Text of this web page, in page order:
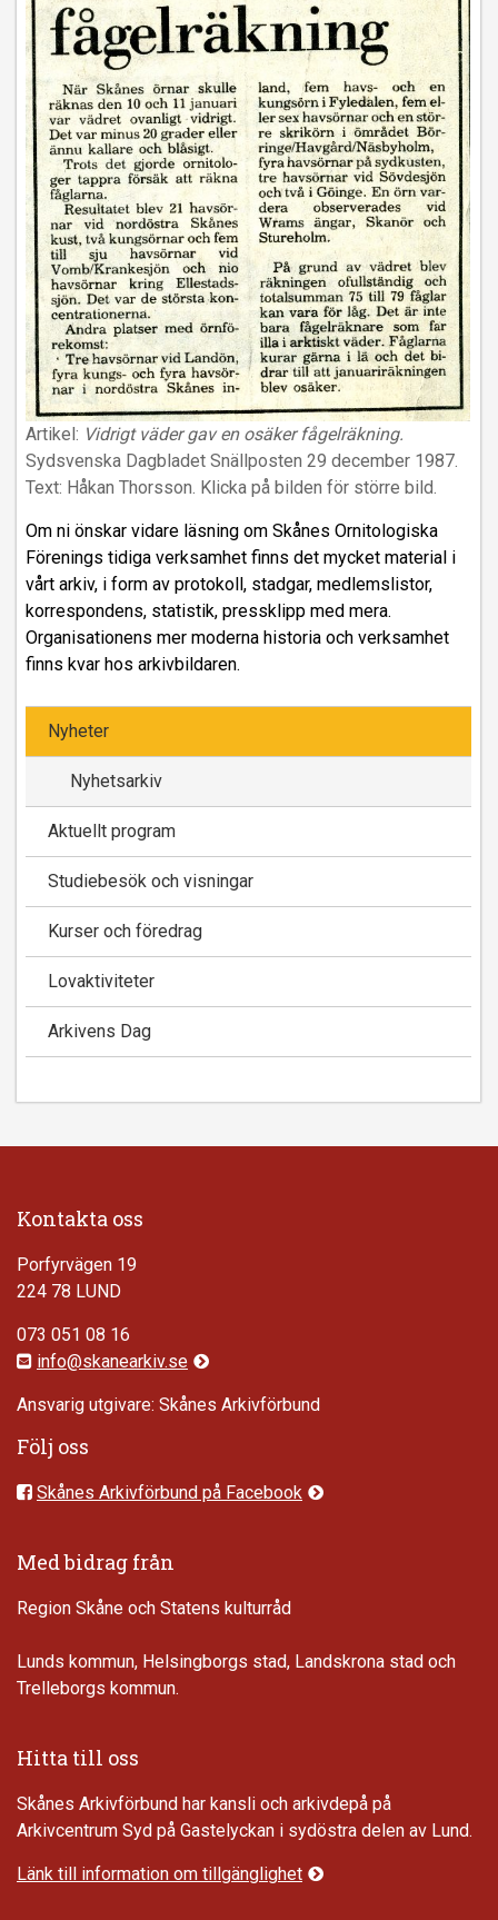
Artikel: Vidrigt väder gav en osäker fågelräkning.
Sydsvenska Dagbladet Snällposten 29 december 1987.
Text: Håkan Thorsson. Klicka på bilden för större bild.
Om ni önskar vidare läsning om Skånes Ornitologiska
Förenings tidiga verksamhet finns det mycket material i
vårt arkiv, i form av protokoll, stadgar, medlemslistor,
korrespondens, statistik, pressklipp med mera.
Organisationens mer moderna historia och verksamhet
finns kvar hos arkivbildaren.
Nyheter
Nyhetsarkiv
Aktuellt program
Studiebesök och visningar
Kurser och föredrag
Lovaktiviteter
Arkivens Dag
Kontakta oss
Porfyrvägen 19
224 78 LUND
073 051 08 16
info@skanearkiv.se
Ansvarig utgivare: Skånes Arkivförbund
Följ oss
Skånes Arkivförbund på Facebook
Med bidrag från
Region Skåne och Statens kulturråd
Lunds kommun, Helsingborgs stad, Landskrona stad och
Trelleborgs kommun.
Hitta till oss
Skånes Arkivförbund har kansli och arkivdepå på
Arkivcentrum Syd på Gastelyckan i sydöstra delen av Lund.
Länk till information om tillgänglighet